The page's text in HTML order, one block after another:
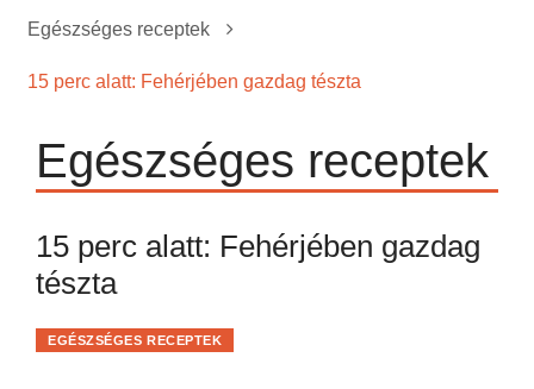
Egészséges receptek
15 perc alatt: Fehérjében gazdag tészta
Egészséges receptek
15 perc alatt: Fehérjében gazdag
tészta
EGÉSZSÉGES RECEPTEK